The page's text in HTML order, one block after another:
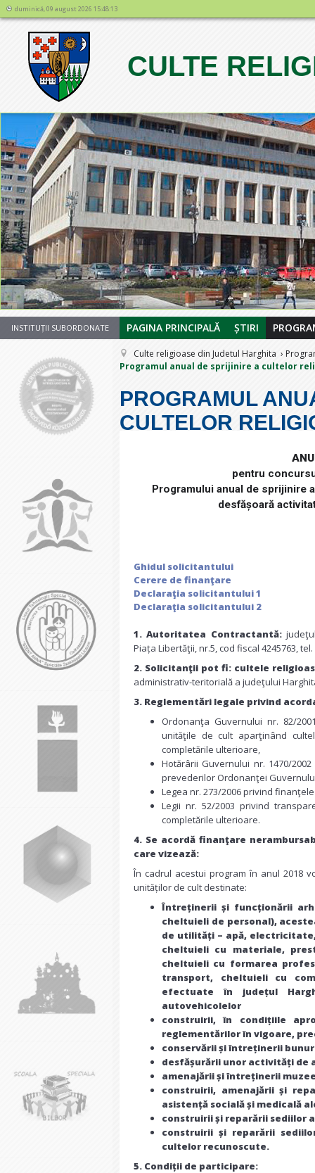
duminică, 09 august 2026 15:48:13
CULTE
1234567
INSTITUȚII SUBORDONATE PAGINA PRINCIPALĂ ȘTIRI
Culte religioase din Judetul Harghita
Programul anual de sprijinire a cultelor
PROGRAMUL
CULTELOR
pentru
Programului anual de sprijinire
desfășoară
Ghidul solicitantului
Cerere de finanţare
Declaraţia solicitantului 1
Declaraţia solicitantului 2
1. Autoritatea Contractantă:judeţul
Piața Libertăţii, nr.5, cod fiscal 4245763, tel.
2. Solicitanţii pot fi: cultele
administrativ-teritorială a judeţului
3. Reglementări legale privind
Ordonanţa Guvernului nr. 82/
unităţile de cult aparţinând
completările ulterioare,
Hotărârii Guvernului nr. 1470/
prevederilor Ordonanţei
Legea nr. 273/2006 privind
Legii nr. 52/2003 privind
completările ulterioare.
4. Se acordă finanţare
care vizează:
În cadrul acestui program în anul 2018
unităților de cult destinate:
Întreținerii și funcționării
cheltuieli de personal),
de utilități – apă,
cheltuieli cu materiale,
cheltuieli cu formarea
transport, cheltuieli cu
efectuate în județul
autovehicolelor
construirii, în condițiile
reglementărilor în vigoare,
conservării și întreținerii
desfășurării unor activități de
amenajării și întreținerii
construirii, amenajării și
asistență socială și medicală
construirii și reparării sediilor
construirii și reparării
cultelor recunoscute.
5. Condiții de participare: